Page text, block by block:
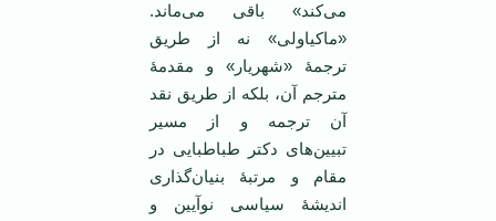
می‌کند» باقی می‌ماند.
«ماکیاولی» نه از طریق
ترجمۀ «شهریار» و مقدمۀ
مترجم آن، بلکه از طریق نقد
آن ترجمه و از مسیر
تبیین‌های دکتر طباطبایی در
مقام و مرتبۀ بنیان‌گذاری
اندیشۀ سیاسی نوآیین و